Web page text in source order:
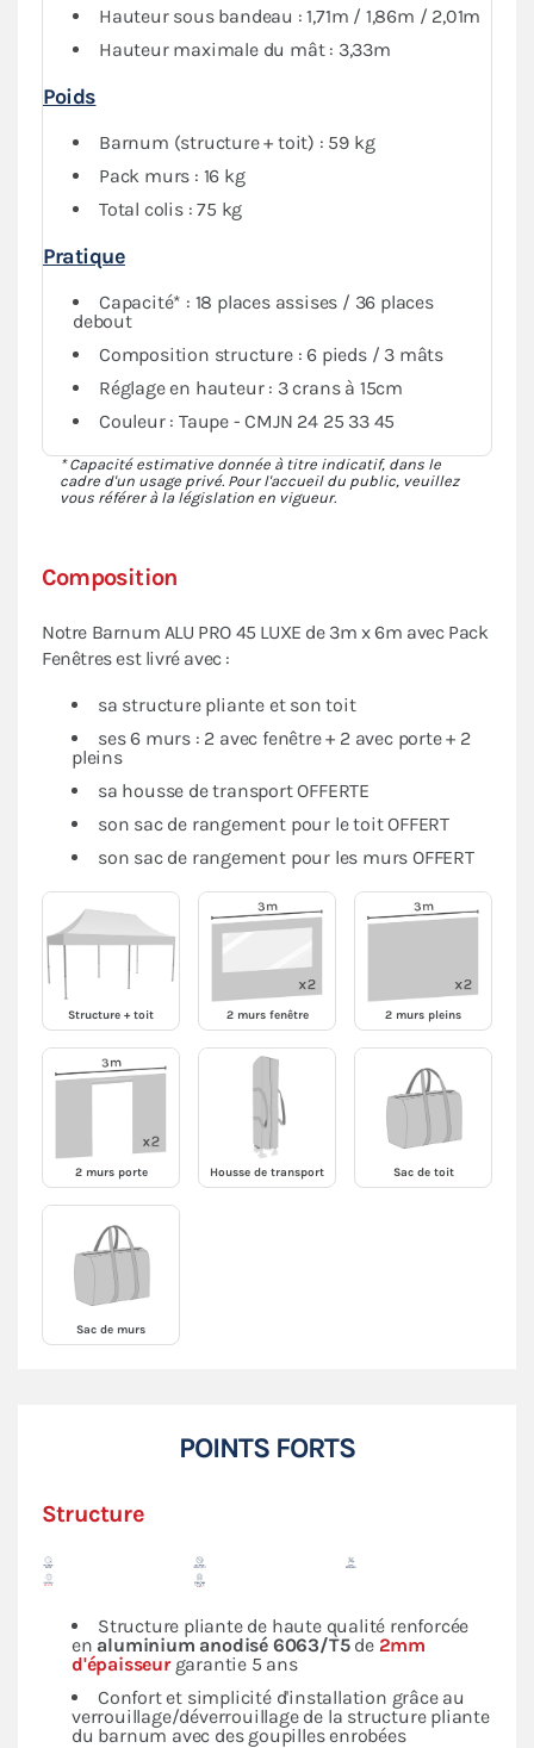
abri tout en conservant de la visibilité grâce au PVC
transparent des fenêtres.
Composition
Notre Barnum ALU PRO 45 LUXE de 3m x 6m avec Pack
Fenêtres est livré avec :
sa structure pliante et son toit
ses 6 murs : 2 avec fenêtre + 2 avec porte + 2
pleins
sa housse de transport OFFERTE
son sac de rangement pour le toit OFFERT
son sac de rangement pour les murs OFFERT
Structure + toit 2 murs fenêtre 2 murs pleins
2 murs porte Housse de transport Sac de toit
Sac de murs
Hauteur sous bandeau : 1,71m / 1,86m / 2,01m
Hauteur maximale du mât : 3,33m
Poids
Barnum (structure + toit) : 59 kg
Pack murs : 16 kg
Total colis : 75 kg
Pratique
Capacité* : 18 places assises / 36 places
debout
Composition structure : 6 pieds / 3 mâts
Réglage en hauteur : 3 crans à 15cm
Couleur : Taupe - CMJN 24 25 33 45
* Capacité estimative donnée à titre indicatif, dans le
cadre d'un usage privé. Pour l'accueil du public, veuillez
vous référer à la législation en vigueur.
POINTS FORTS
Structure
Structure pliante de haute qualité renforcée
en aluminium anodisé 6063/T5de 2mm
d'épaisseurgarantie 5 ans
Confort et simplicité d'installation grâce au
verrouillage/déverrouillage de la structure pliante
du barnum avec des goupilles enrobées